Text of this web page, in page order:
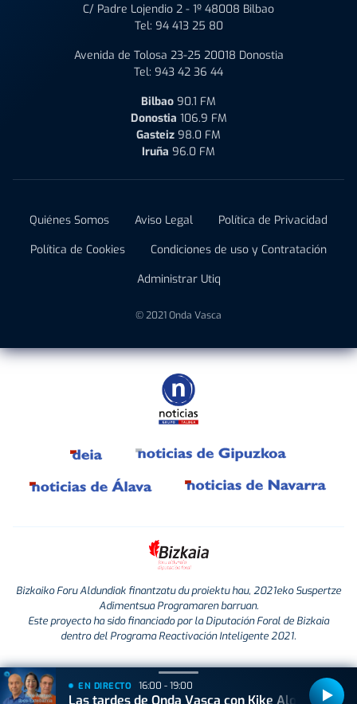
C/ Padre Lojendio 2 - 1º 48008 Bilbao
Tel: 94 413 25 80
Avenida de Tolosa 23-25 20018 Donostia
Tel: 943 42 36 44
Bilbao 90.1 FM
Donostia 106.9 FM
Gasteiz 98.0 FM
Iruña 96.0 FM
Quiénes Somos Aviso Legal
Política de Privacidad
Política de Cookies
Condiciones de uso y Contratación
Administrar Utiq
© 2021 Onda Vasca
Bizkaiko Foru Aldundiak finantzatu du proiektu hau, 2021eko Suspertze
Adimentsua Programaren barruan.
Este proyecto ha sido financiado por la Diputación Foral de Bizkaia
dentro del Programa Reactivación Inteligente 2021.
EN DIRECTO 16:00 - 19:00
Las tardes de Onda Vasca con Kike Alonso